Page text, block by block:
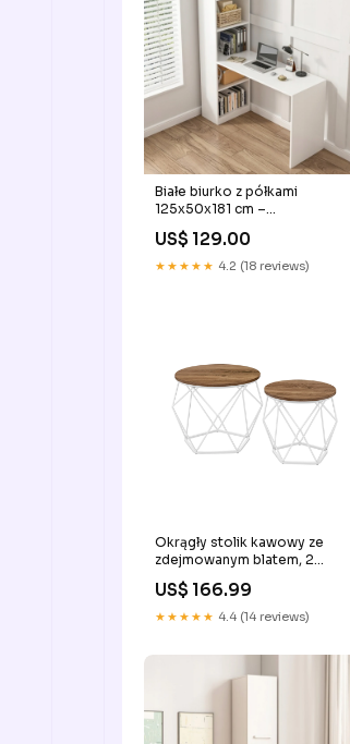
Białe biurko z półkami
125x50x181 cm –
robocza o nowoczesnym
designie
US$ 129.00
★★★★★ 4.2 (18 reviews)
Okrągły stolik kawowy ze
zdejmowanym blatem, 2
dużych obciążeń
US$ 166.99
★★★★★ 4.4 (14 reviews)